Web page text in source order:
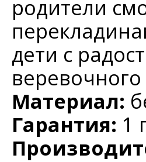
родители
дети с
Материал:
Гарантия: 1